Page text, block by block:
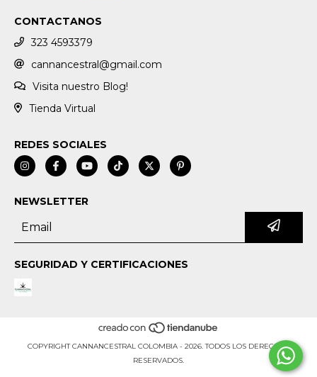
CONTACTANOS
323 4593379
cannancestral@gmail.com
Visita nuestro Blog!
Tienda Virtual
REDES SOCIALES
NEWSLETTER
SEGURIDAD Y CERTIFICACIONES
COPYRIGHT CANNANCESTRAL COLOMBIA - 2026. TODOS LOS DERECHOS
RESERVADOS.